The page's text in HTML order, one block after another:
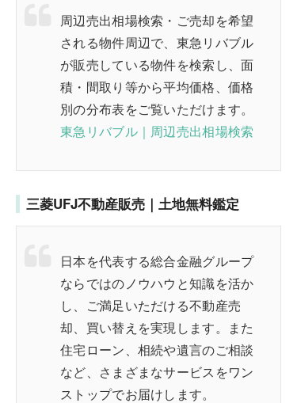
周辺売出相場検索・ご売却を希望
される物件周辺で、東急リバブル
が販売している物件を検索し、面
積・間取り等から平均価格、価格
別の分布表をご覧いただけます。
東急リバブル｜周辺売出相場検索
三菱UFJ不動産販売｜土地無料鑑定
日本を代表する総合金融グループ
ならではのノウハウと知識を活か
し、ご満足いただける不動産売
却、買い替えを実現します。また
住宅ローン、相続や遺言のご相談
など、さまざまなサービスをワン
ストップでお届けします。